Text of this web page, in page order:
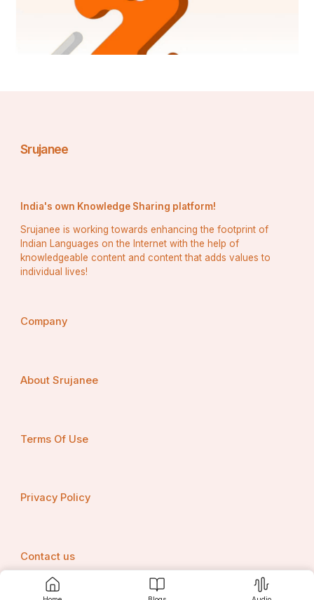
Srujanee
India's own Knowledge Sharing platform!
Srujanee is working towards enhancing the footprint of
Indian Languages on the Internet with the help of
knowledgeable content and content that adds values to
individual lives!
Company
About Srujanee
Terms Of Use
Privacy Policy
Contact us